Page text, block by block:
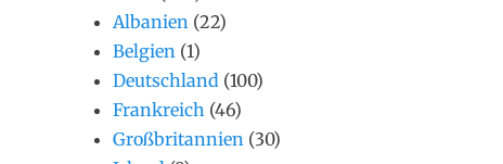
Albanien (22)
Belgien (1)
Deutschland (100)
Frankreich (46)
Großbritannien (30)